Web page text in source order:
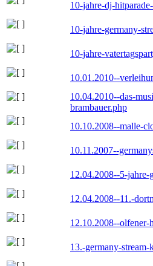
10-jahre-dj-
10-jahre-germany-
10-jahre-
10.01.2010--
10.04.2010--das-
brambauer.php
10.10.2008--malle-
10.11.2007--
12.04.2008--5-jahre-
12.04.2008--11.-
12.10.2008--
13.-germany-